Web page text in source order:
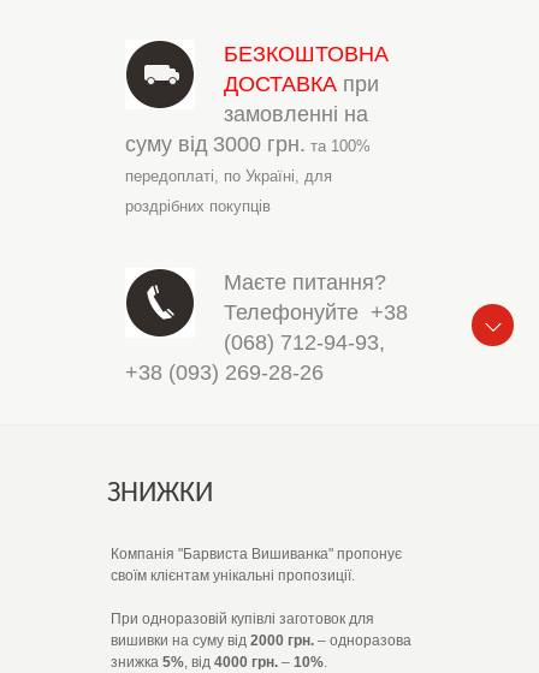
БЕЗКОШТОВНА
ДОСТАВКА при
замовленні на
суму від 3000 грн. та 100%
передоплаті, по Україні, для
роздрібних покупців
Маєте питання?
Телефонуйте +38
(068) 712-94-93,
+38 (093) 269-28-26
ЗНИЖКИ
Компанія "Барвиста Вишиванка" пропонує
своїм клієнтам унікальні пропозиції.
При одноразовій купівлі заготовок для
вишивки на суму від 2000 грн. – одноразова
знижка 5%, від 4000 грн. – 10%.